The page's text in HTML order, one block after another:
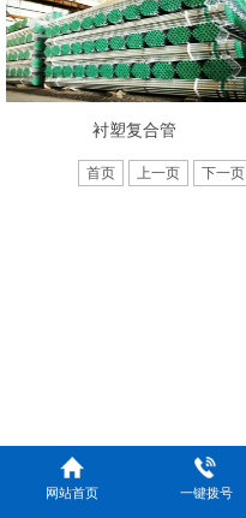
衬塑复合管
首页 上一页 下一页
网站首页 一键拨号